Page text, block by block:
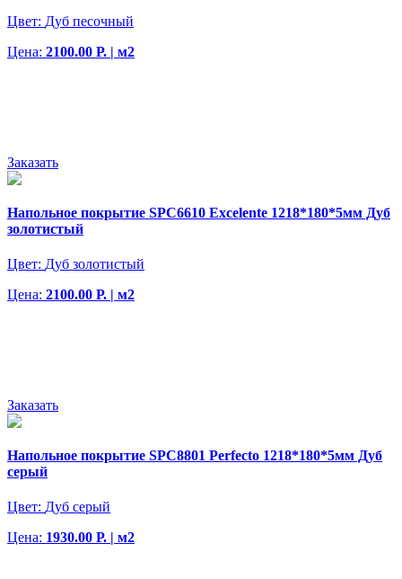
Цвет: Дуб песочный
Цена: 2100.00 Р. | м2
Заказать
Напольное покрытие SPC6610 Excelente 1218*180*5мм Дуб
золотистый
Цвет: Дуб золотистый
Цена: 2100.00 Р. | м2
Заказать
Напольное покрытие SPC8801 Perfecto 1218*180*5мм Дуб
серый
Цвет: Дуб серый
Цена: 1930.00 Р. | м2